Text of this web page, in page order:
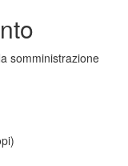
somministrazione